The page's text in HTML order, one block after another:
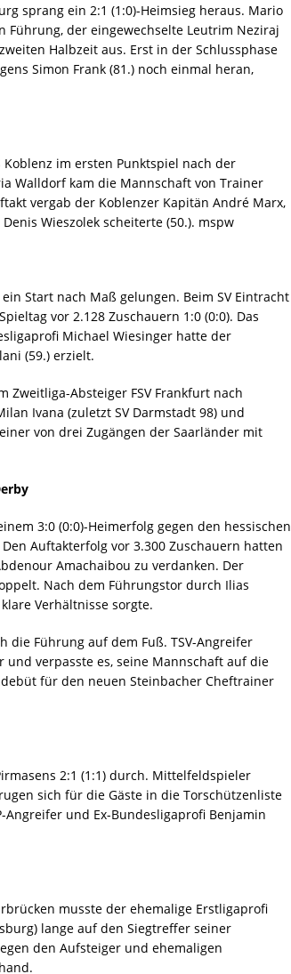
sprang ein 2:1 (1:0)-Heimsieg heraus. Mario
Führung, der eingewechselte Leutrim Neziraj
Halbzeit aus. Erst in der Schlussphase
Simon Frank (81.) noch einmal heran,
im ersten Punktspiel nach der
Walldorf kam die Mannschaft von Trainer
vergab der Koblenzer Kapitän André Marx,
Wieszolek scheiterte (50.). mspw
Start nach Maß gelungen. Beim SV Eintracht
vor 2.128 Zuschauern 1:0 (0:0). Das
Michael Wiesinger hatte der
(59.) erzielt.
Zweitliga-Absteiger FSV Frankfurt nach
Ivana (zuletzt SV Darmstadt 98) und
von drei Zugängen der Saarländer mit
3:0 (0:0)-Heimerfolg gegen den hessischen
Auftakterfolg vor 3.300 Zuschauern hatten
Amachaibou zu verdanken. Der
Nach dem Führungstor durch Ilias
Verhältnisse sorgte.
die Führung auf dem Fuß. TSV-Angreifer
und verpasste es, seine Mannschaft auf die
für den neuen Steinbacher Cheftrainer
2:1 (1:1) durch. Mittelfeldspieler
sich für die Gäste in die Torschützenliste
und Ex-Bundesligaprofi Benjamin
musste der ehemalige Erstligaprofi
lange auf den Siegtreffer seiner
den Aufsteiger und ehemaligen